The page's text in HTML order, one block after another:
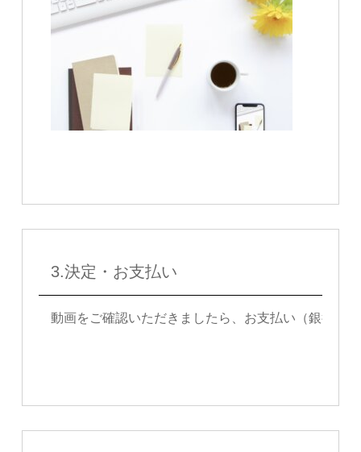
3.決定・お支払い
動画をご確認いただきましたら、お支払い（銀行振